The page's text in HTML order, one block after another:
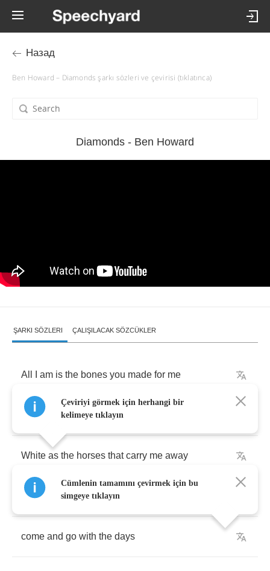
Назад
Ben Howard – Diamonds şarkı sözleri ve çevirisi (tıklatınca)
Diamonds - Ben Howard
ŞARKI SÖZLERI ÇALIŞILACAK SÖZCÜKLER
All am is the bones you made for me
So garishly clean
White as the horses that carry me away
And all my demons,you
come and go with the days
Çeviriyi görmek için herhangi bir
kelimeye tıklayın
Cümlenin tamamını çevirmek için bu
simgeye tıklayın